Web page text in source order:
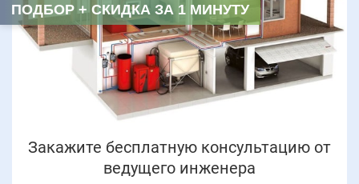
Закажите бесплатную консультацию от
ведущего инженера
ПОДБОР + СКИДКА ЗА 1 МИНУТУ